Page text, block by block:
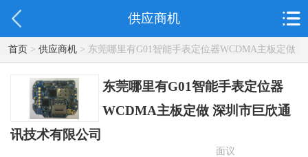
供应商机
首页> 供应商机> 东莞哪里有G01智能手表定位器WCDMA主板定做
深圳市巨欣通讯技术有限公司
东莞哪里有G01智能手表定位器
WCDMA主板定做 深圳市巨欣通
讯技术有限公司
面议